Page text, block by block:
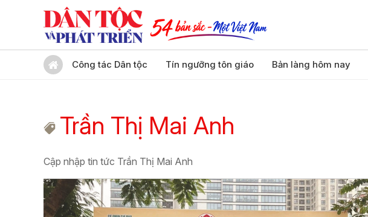
Công tác Dân tộc Tín ngưỡng tôn giáo Bản làng hôm nay
Trần Thị Mai Anh
Cập nhập tin tức Trần Thị Mai Anh